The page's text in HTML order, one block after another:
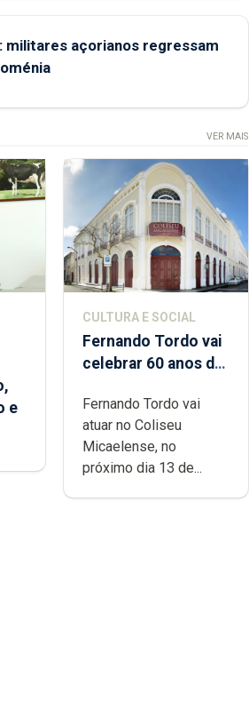
militares açorianos regressam
VER MAIS
e
CULTURA E SOCIAL
Fernando Tordo vai
celebrar 60 anos de
Micaelense
Fernando Tordo vai
atuar no Coliseu
Micaelense, no
próximo dia 13 de...